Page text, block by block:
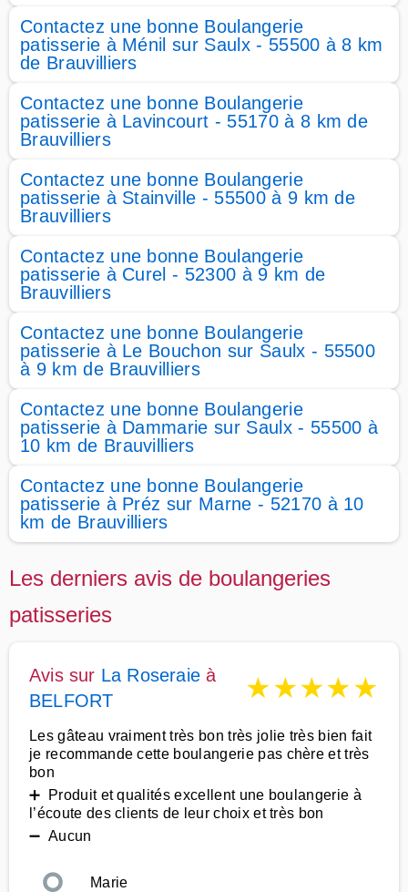
Contactez une bonne Boulangerie
patisserie à Ménil sur Saulx - 55500 à 8 km
de Brauvilliers
Contactez une bonne Boulangerie
patisserie à Lavincourt - 55170 à 8 km de
Brauvilliers
Contactez une bonne Boulangerie
patisserie à Stainville - 55500 à 9 km de
Brauvilliers
Contactez une bonne Boulangerie
patisserie à Curel - 52300 à 9 km de
Brauvilliers
Contactez une bonne Boulangerie
patisserie à Le Bouchon sur Saulx - 55500
à 9 km de Brauvilliers
Contactez une bonne Boulangerie
patisserie à Dammarie sur Saulx - 55500 à
10 km de Brauvilliers
Contactez une bonne Boulangerie
patisserie à Préz sur Marne - 52170 à 10
km de Brauvilliers
Les derniers avis de boulangeries
patisseries
Avis sur La Roseraie à
BELFORT
★★★★★
Les gâteau vraiment très bon très jolie très bien fait
je recommande cette boulangerie pas chère et très
bon
➕ Produit et qualités excellent une boulangerie à
l’écoute des clients de leur choix et très bon
➖ Aucun
Marie